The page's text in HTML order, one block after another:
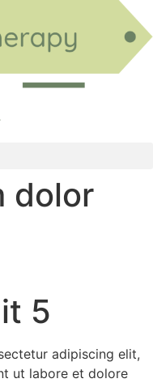
dolor
5
adipiscing elit,
ut labore et dolore